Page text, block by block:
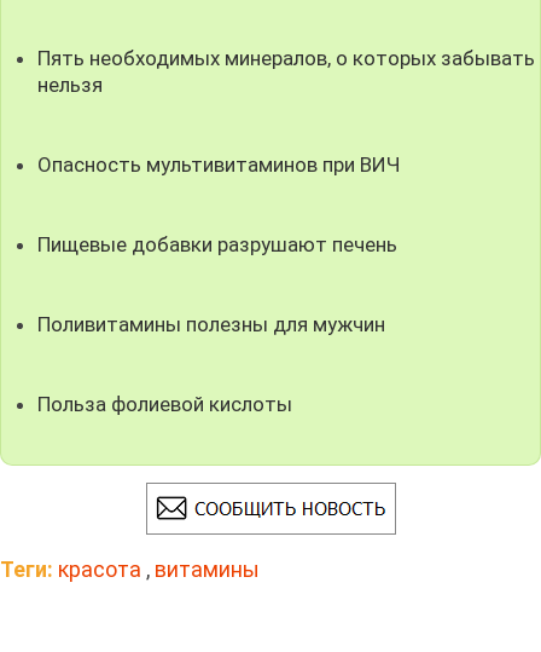
Пять необходимых минералов, о которых забывать
нельзя
Опасность мультивитаминов при ВИЧ
Пищевые добавки разрушают печень
Поливитамины полезны для мужчин
Польза фолиевой кислоты
Теги: красота , витамины